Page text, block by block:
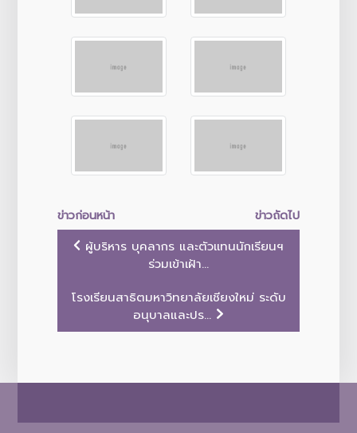
ข่าวก่อนหน้า
ข่าวถัดไป
ผู้บริหาร บุคลากร และตัวเเทนนักเรียนฯ
ร่วมเข้าเฝ้า...
โรงเรียนสาธิตมหาวิทยาลัยเชียงใหม่ ระดับ
อนุบาลและปร...